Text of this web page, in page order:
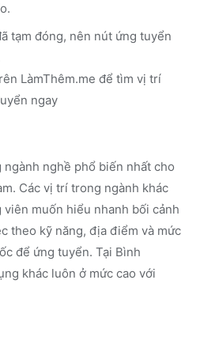
tạm đóng, nên nút ứng tuyển
LàmThêm.me để tìm vị trí
ngay
nghề phổ biến nhất cho
Các vị trí trong ngành khác
muốn hiểu nhanh bối cảnh
theo kỹ năng, địa điểm và mức
để ứng tuyển. Tại Bình
khác luôn ở mức cao với